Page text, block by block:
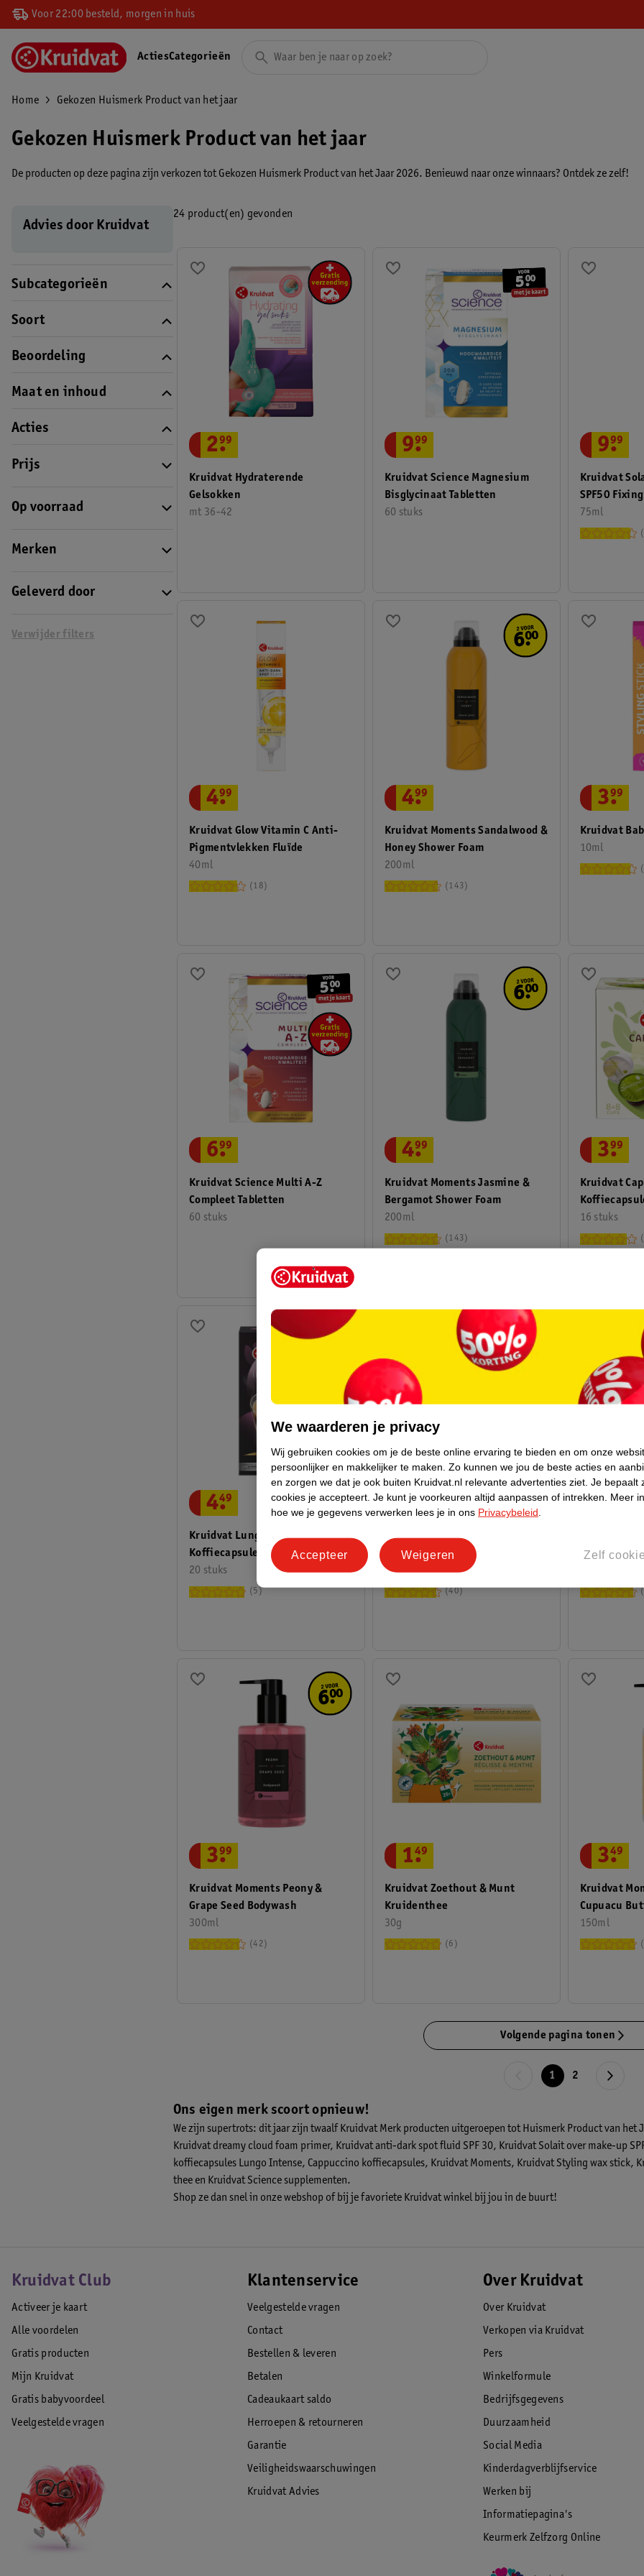
Voor 22:00 besteld, morgen in huis
ActiesCategorieën
Home Gekozen Huismerk Product van het jaar
Gekozen Huismerk Product van het jaar
De producten op deze pagina zijn verkozen tot Gekozen Huismerk Product van het Jaar 2026. Benieuwd naar onze winnaars? Ontdek ze zelf!
Advies door Kruidvat
Subcategorieën
Soort
Beoordeling
Maat en inhoud
Acties
Prijs
Op voorraad
Merken
Geleverd door
Verwijder filters
24 product(en) gevonden
Kruidvat Hydraterende
Gelsokken
mt 36-42
2.
99
Kruidvat Science Magnesium
Bisglycinaat Tabletten
60 stuks
9.
99
Kruidvat
SPF50
75ml
9.
99
Kruidvat Glow Vitamin C Anti-
Pigmentvlekken Fluïde
40ml
4.
99
18
Kruidvat Moments Sandalwood &
Honey Shower Foam
200ml
4.
99
143
Kruidvat
10ml
3.
99
Kruidvat Science Multi A-Z
Compleet Tabletten
60 stuks
6.
99
Kruidvat Moments Jasmine &
Bergamot Shower Foam
200ml
4.
99
143
Kruidvat
16 stuks
3.
99
Kruidvat Lungo Intense
Koffiecapsules
20 stuks
4.
49
5
Kruidvat Moments Peony & Yuzu
Hand Soap
300ml
3.
49
40
Grape Seed
4.
99
Kruidvat Moments Peony &
Grape Seed Bodywash
300ml
3.
99
42
Kruidvat Zoethout & Munt
Kruidenthee
30g
1.
49
6
Kruidvat
Cupuacu
150ml
3.
49
Volgende pagina tonen
1 2
Ons eigen merk scoort opnieuw!
We zijn supertrots: dit jaar zijn twaalf Kruidvat Merk producten uitgeroepen tot Huismerk Product van het
Kruidvat dreamy cloud foam primer, Kruidvat anti-dark spot fluid SPF 30, Kruidvat Solait over make-up
koffiecapsules Lungo Intense, Cappuccino koffiecapsules, Kruidvat Moments, Kruidvat Styling wax
thee en Kruidvat Science supplementen.
Shop ze dan snel in onze webshop of bij je favoriete Kruidvat winkel bij jou in de buurt!
Kruidvat Club
Activeer je kaart
Alle voordelen
Gratis producten
Mijn Kruidvat
Gratis babyvoordeel
Veelgestelde vragen
Klantenservice
Veelgestelde vragen
Contact
Bestellen & leveren
Betalen
Cadeaukaart saldo
Herroepen & retourneren
Garantie
Veiligheidswaarschuwingen
Kruidvat Advies
Over Kruidvat
Over Kruidvat
Verkopen via Kruidvat
Pers
Winkelformule
Bedrijfsgegevens
Duurzaamheid
Social Media
Kinderdagverblijfservice
Werken bij
Informatiepagina's
Keurmerk Zelfzorg Online
We waarderen je privacy
Wij gebruiken cookies om je de beste online ervaring te bieden en om onze
persoonlijker en makkelijker te maken. Zo kunnen we jou de beste acties en
en zorgen we dat je ook buiten Kruidvat.nl relevante advertenties ziet. Je bepaalt
cookies je accepteert. Je kunt je voorkeuren altijd aanpassen of intrekken.
Meer
hoe we je gegevens verwerken lees je in ons Privacybeleid
Zelf
Weigeren
Accepteer